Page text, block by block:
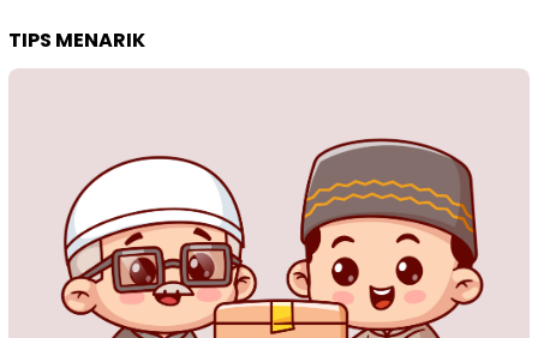
TIPS MENARIK